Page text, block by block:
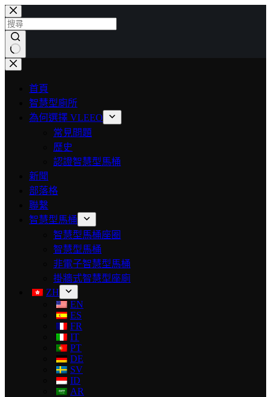
首頁
智慧型廁所
為何選擇 VLEEO
常見問題
歷史
認證智慧型馬桶
新聞
部落格
聯繫
智慧型馬桶
智慧型馬桶座圈
智慧型馬桶
非電子智慧型馬桶
掛牆式智慧型座廁
ZH
EN
ES
FR
IT
PT
DE
SV
ID
AR